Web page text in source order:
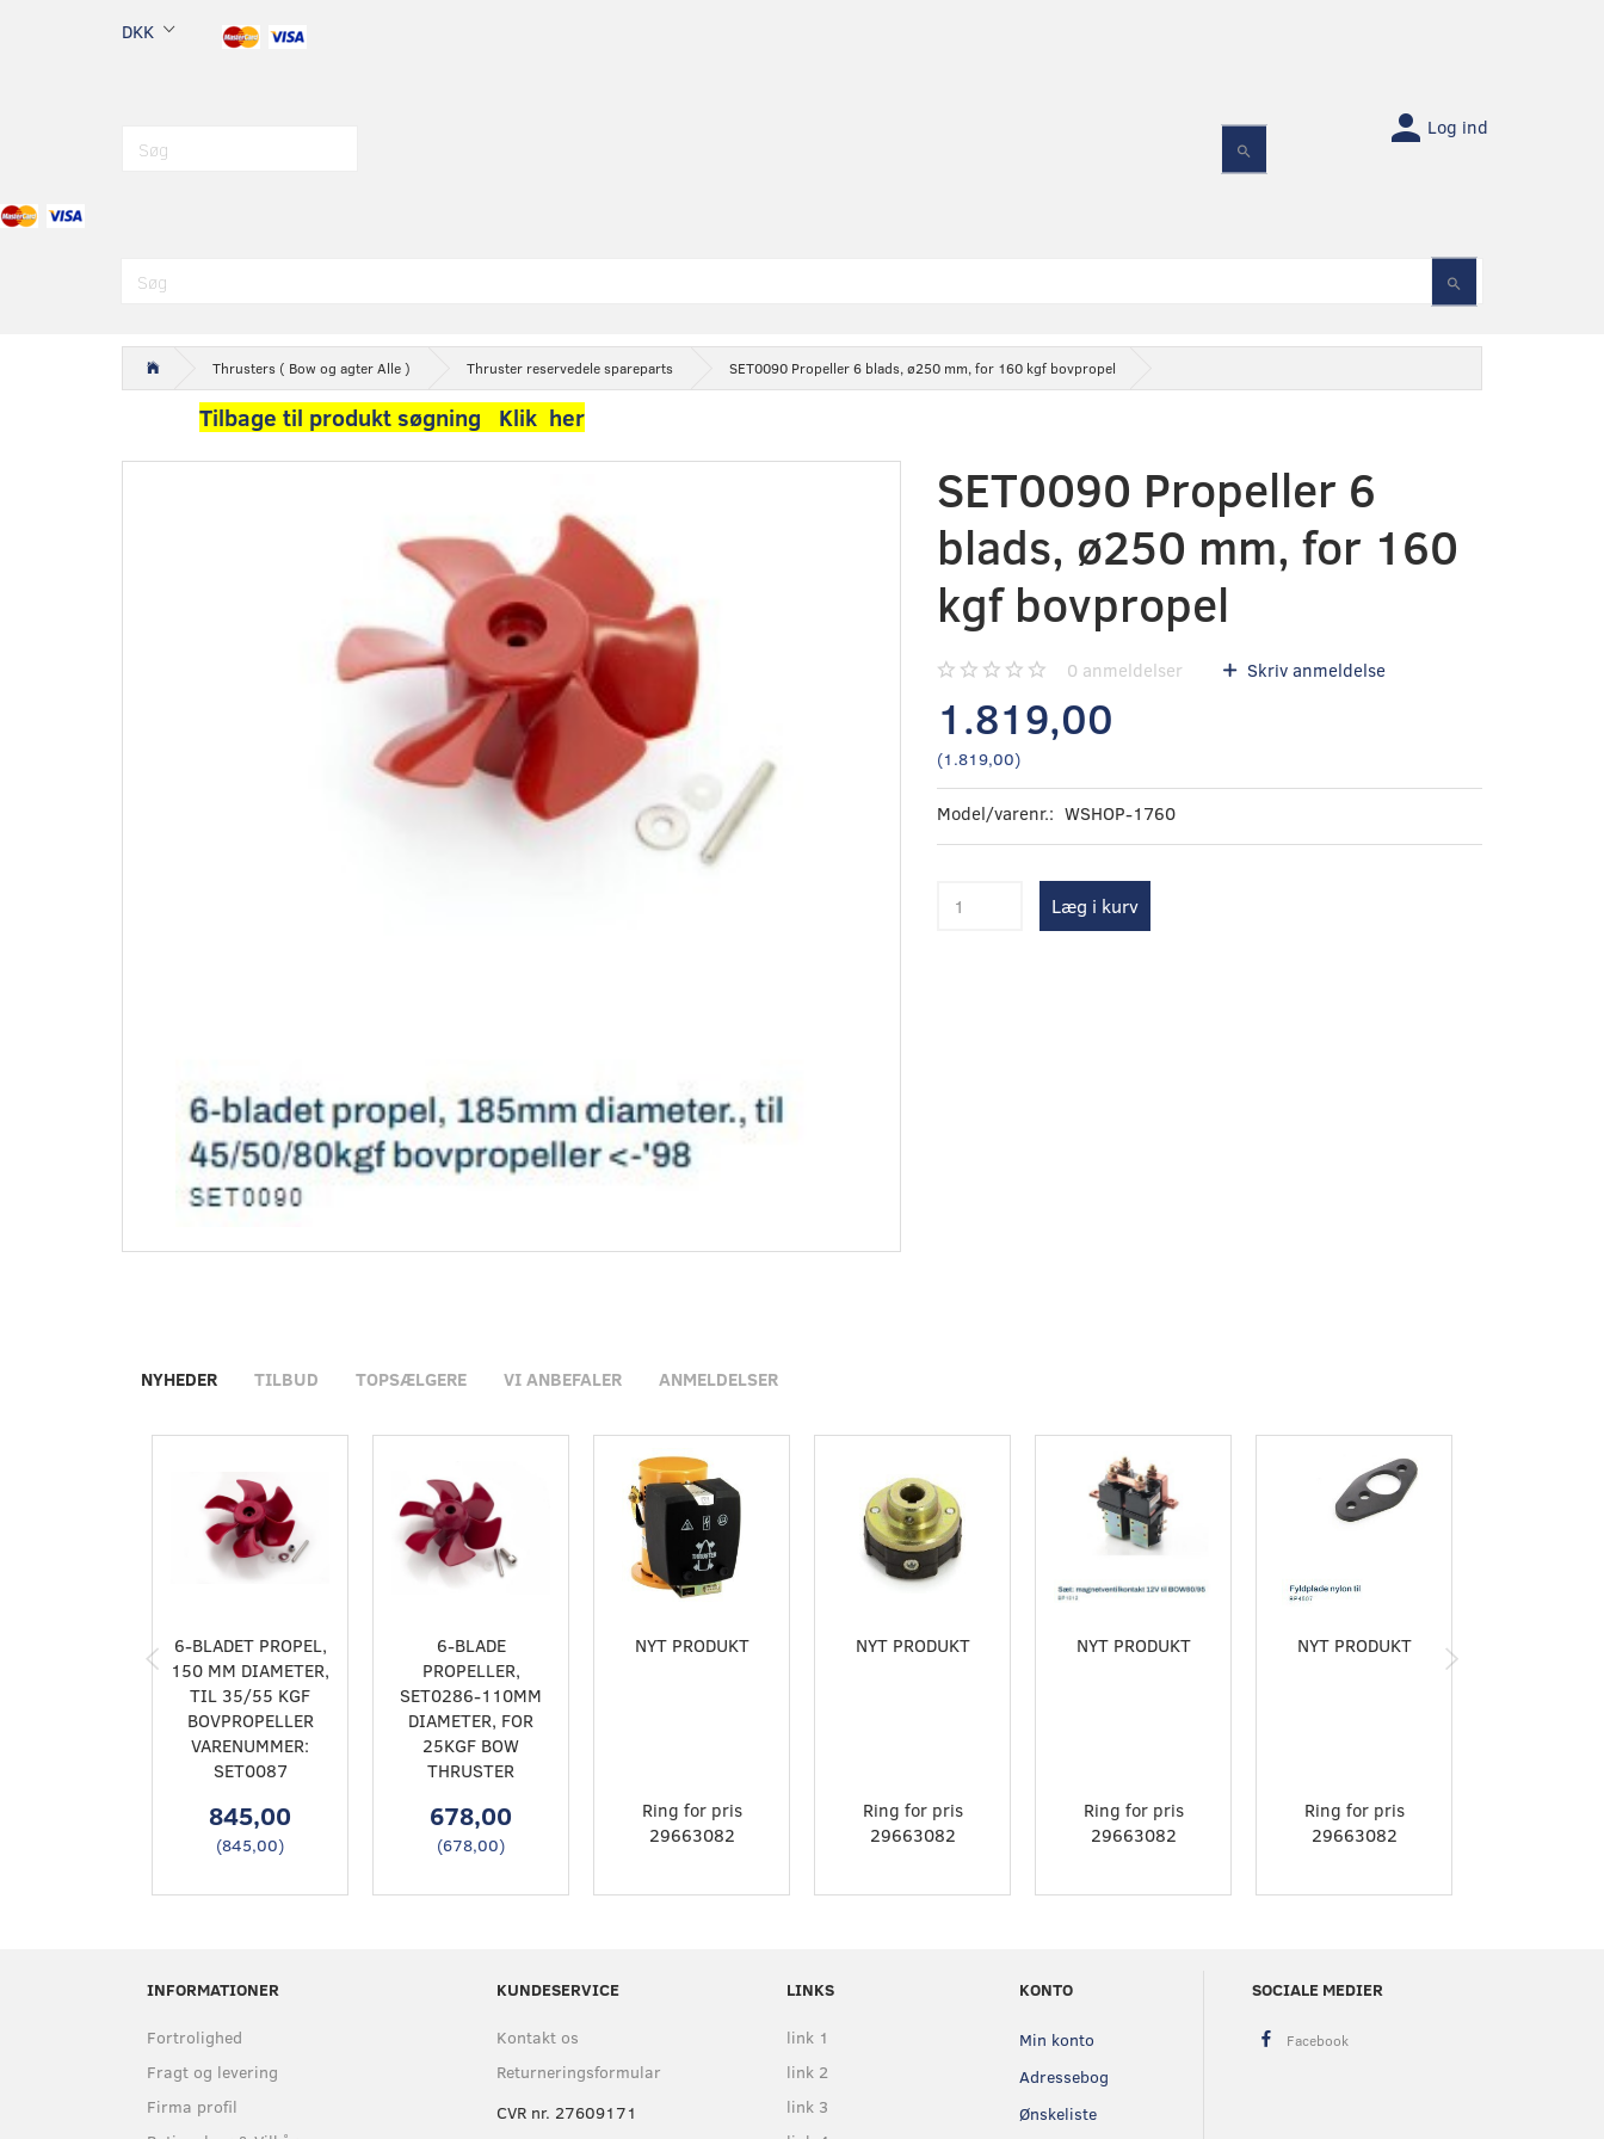
DKK
Log ind
Thrusters ( Bow og agter Alle ) Thruster reservedele spareparts SET0090 Propeller 6 blads, ø250 mm, for 160 kgf bovpropel
Tilbage til produkt søgning Klik her
SET0090 Propeller 6
blads, ø250 mm, for 160
kgf bovpropel
0 anmeldelser Skriv anmeldelse
1.819,00
(1.819,00)
Model/varenr.: WSHOP-1760
Læg i kurv
NYHEDER TILBUD TOPSÆLGERE VI ANBEFALER ANMELDELSER
6-BLADET PROPEL,
150 MM DIAMETER,
TIL 35/55 KGF
BOVPROPELLER
VARENUMMER:
SET0087
845,00
(845,00)
6-BLADE
PROPELLER,
SET0286-110MM
DIAMETER, FOR
25KGF BOW
THRUSTER
678,00
(678,00)
NYT PRODUKT
Ring for pris
29663082
NYT PRODUKT
Ring for pris
29663082
NYT PRODUKT
Ring for pris
29663082
NYT PRODUKT
Ring for pris
29663082
INFORMATIONER
Fortrolighed
Fragt og levering
Firma profil
KUNDESERVICE
Kontakt os
Returneringsformular
CVR nr. 27609171
LINKS
link 1
link 2
link 3
KONTO
Min konto
Adressebog
Ønskeliste
SOCIALE MEDIER